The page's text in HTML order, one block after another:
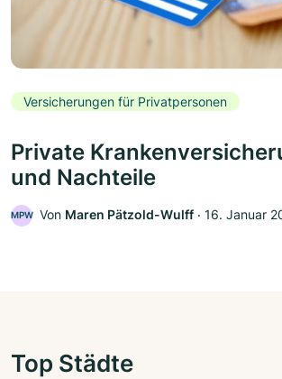
Versicherungen für Privatpersonen
Private
und Nachteile
MPW Von Maren Pätzold-Wulff ‧ 16. Januar
Top Städte